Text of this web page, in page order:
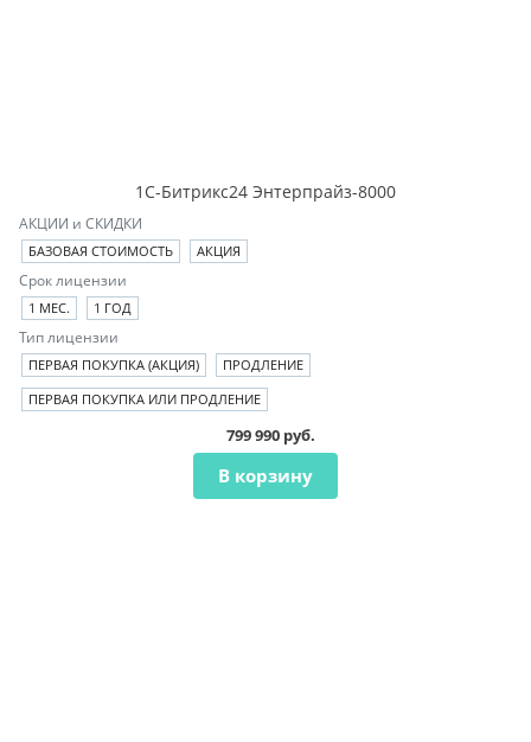
1С-Битрикс24 Энтерпрайз-8000
АКЦИИ и СКИДКИ
БАЗОВАЯ СТОИМОСТЬ АКЦИЯ
Срок лицензии
1 МЕС. 1 ГОД
Тип лицензии
ПЕРВАЯ ПОКУПКА (АКЦИЯ)
ПРОДЛЕНИЕ
ПЕРВАЯ ПОКУПКА ИЛИ ПРОДЛЕНИЕ
799 990 руб.
В корзину